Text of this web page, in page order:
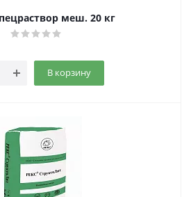
меш. 20 кг
В корзину